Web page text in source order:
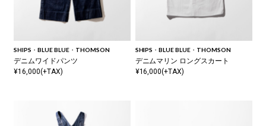
SHIPS・BLUE BLUE・THOMSON
デニムワイドパンツ
¥16,000(+TAX)
SHIPS・BLUE BLUE・THOMSON
デニムマリン ロングスカート
¥16,000(+TAX)